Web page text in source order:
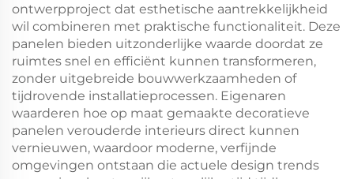
ontwerpproject dat esthetische aantrekkelijkheid
wil combineren met praktische functionaliteit. Deze
panelen bieden uitzonderlijke waarde doordat ze
ruimtes snel en efficiënt kunnen transformeren,
zonder uitgebreide bouwwerkzaamheden of
tijdrovende installatieprocessen. Eigenaren
waarderen hoe op maat gemaakte decoratieve
panelen verouderde interieurs direct kunnen
vernieuwen, waardoor moderne, verfijnde
omgevingen ontstaan die actuele design trends